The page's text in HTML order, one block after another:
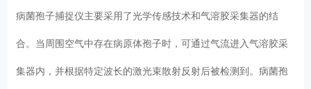
病菌孢子捕捉仪主要采用了光学传感技术和气溶胶采集器的结
合。当周围空气中存在病原体孢子时，可通过气流进入气溶胶采
集器内，并根据特定波长的激光束散射反射后被检测到。病菌孢